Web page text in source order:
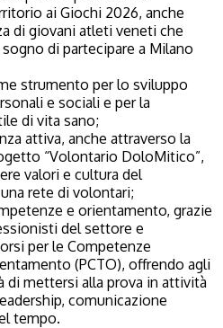
ai Giochi 2026, anche
di giovani atleti veneti che
di partecipare a Milano
strumento per lo sviluppo
e sociali e per la
di vita sano;
attiva, anche attraverso la
“Volontario DoloMitico”,
valori e cultura del
rete di volontari;
e orientamento, grazie
del settore e
per le Competenze
(PCTO), offrendo agli
di mettersi alla prova in attività
comunicazione
tempo.